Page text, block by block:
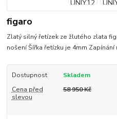
figaro
Zlatý silný řetízek ze žlutého zlata
nošení Šířka řetízku je 4mm Zapínání
Dostupnost
Skladem
Cena před
slevou
58 950 Kč